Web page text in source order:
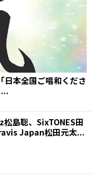
日本全国ご唱和くださ
島聡、SixTONES田
Japan松田元太...